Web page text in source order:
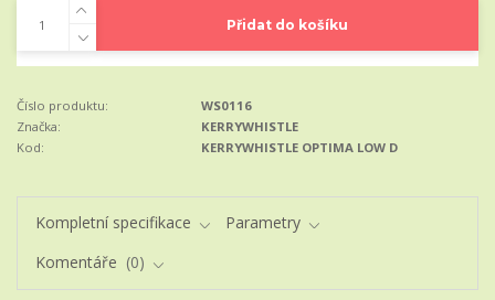
Přidat do košíku
Číslo produktu:
WS0116
Značka:
KERRYWHISTLE
Kod:
KERRYWHISTLE OPTIMA LOW D
Kompletní specifikace
Parametry
Komentáře
0